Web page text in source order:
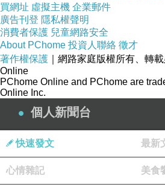
買網址 虛擬主機 企業郵件
廣告刊登 隱私權聲明
消費者保護 兒童網路安全
About PChome 投資人聯絡 徵才
著作權保護 ｜網路家庭版權所有、轉
Online
PChome Online and PChome are
Online Inc.
個人新聞台
快速發文 最新
心情雜記 美食